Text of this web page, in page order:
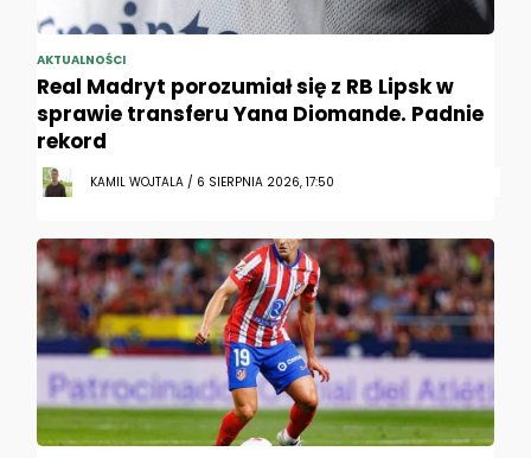
AKTUALNOŚCI
Real Madryt porozumiał się z RB Lipsk w
sprawie transferu Yana Diomande. Padnie
rekord
KAMIL WOJTALA / 6 SIERPNIA 2026, 17:50